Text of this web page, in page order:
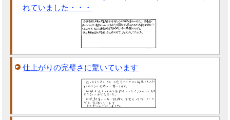
れていました・・・
仕上がりの完璧さに驚いています